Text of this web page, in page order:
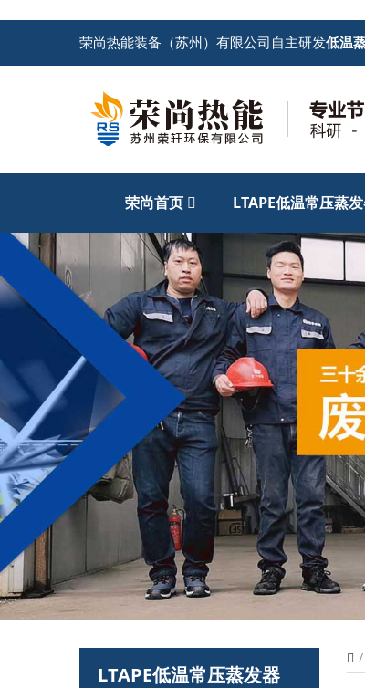
荣尚热能装备（苏州）有限公司自主研发低温
荣尚首页 LTAPE低温常压蒸
LTAPE低温常压蒸发器